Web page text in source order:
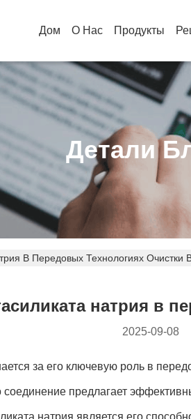
Дом О Нас Продукты
Детали
В Передовых Технологиях Очистки
натрия в
2025-09-08
за его ключевую роль в
предлагает
натрия является его